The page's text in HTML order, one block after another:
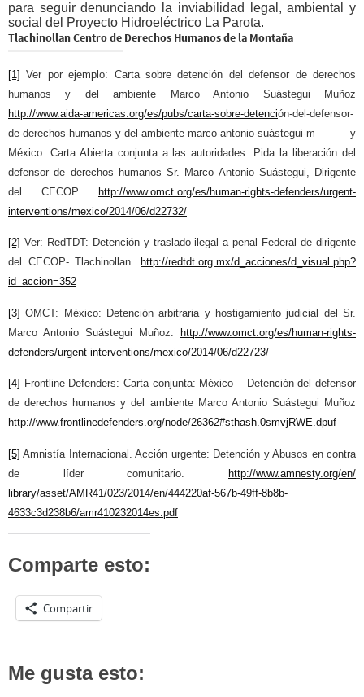
para seguir denunciando la inviabilidad legal, ambiental y
social del Proyecto Hidroeléctrico La Parota.
Tlachinollan Centro de Derechos Humanos de la Montaña
[1] Ver por ejemplo: Carta sobre detención del defensor de derechos
humanos y del ambiente Marco Antonio Suástegui Muñoz
http://www.aida-americas.org/es/pubs/carta-sobre-detención-del-defensor-
de-derechos-humanos-y-del-ambiente-marco-antonio-suástegui-m y
México: Carta Abierta conjunta a las autoridades: Pida la liberación del
defensor de derechos humanos Sr. Marco Antonio Suástegui, Dirigente
del CECOP
http://www.omct.org/es/human-rights-defenders/urgent-
interventions/mexico/2014/06/d22732/
[2] Ver: RedTDT: Detención y traslado ilegal a penal Federal de dirigente
del CECOP- Tlachinollan.
http://redtdt.org.mx/d_ acciones/d_visual.php?
id_ accion=352
[3] OMCT: México: Detención arbitraria y hostigamiento judicial del Sr.
Marco Antonio Suástegui Muñoz. http://www.omct.org/es/human-rights-
defenders/urgent-interventions/mexico/2014/06/d22723/
[4] Frontline Defenders: Carta conjunta: México – Detención del defensor
de derechos humanos y del ambiente Marco Antonio Suástegui Muñoz
http://www.frontlinedefenders.org/node/26362#sthash.0smvjRWE.dpuf
[5] Amnistía Internacional. Acción urgente: Detención y Abusos en contra
de líder comunitario. http://www.amnesty.org/en/
library/asset/AMR41/023/2014/en/444220af-567b-49ff-8b8b-
4633c3d238b6/amr410232014es. pdf
Comparte esto:
Compartir
Me gusta esto: